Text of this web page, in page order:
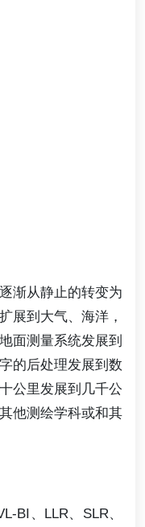
渐从静止的转变为
展到大气、海洋，
面测量系统发展到
的后处理发展到数
公里发展到几千公
他测绘学科或和其
BI、LLR、SLR、